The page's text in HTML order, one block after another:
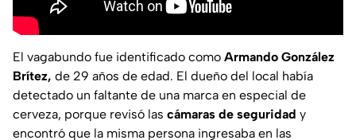
El vagabundo fue identificado como Armando González
Brítez, de 29 años de edad. El dueño del local había
detectado un faltante de una marca en especial de
cerveza, porque revisó las cámaras de seguridad y
encontró que la misma persona ingresaba en las